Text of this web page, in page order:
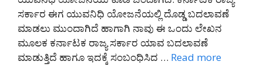
ಸರ್ಕಾರ ಈಗ ಯುವನಿಧಿ ಯೋಜನೆಯಲ್ಲಿ ದೊಡ್ಡ ಬದಲಾವಣೆ
ಮಾಡಲು ಮುಂದಾಗಿದೆ ಹಾಗಾಗಿ ನಾವು ಈ ಒಂದು ಲೇಖನ
ಮೂಲಕ ಕರ್ನಾಟಕ ರಾಜ್ಯ ಸರ್ಕಾರ ಯಾವ ಬದಲಾವಣೆ
ಮಾಡುತ್ತಿದೆ ಹಾಗೂ ಇದಕ್ಕೆ ಸಂಬಂಧಿಸಿದ … Read more